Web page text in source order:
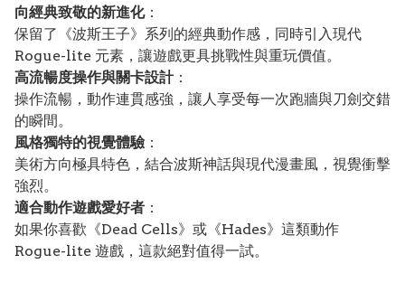
向經典致敬的新進化：
保留了《波斯王子》系列的經典動作感，同時引入現代
Rogue-lite 元素，讓遊戲更具挑戰性與重玩價值。
高流暢度操作與關卡設計：
操作流暢，動作連貫感強，讓人享受每一次跑牆與刀劍交錯
的瞬間。
風格獨特的視覺體驗 ：
美術方向極具特色，結合波斯神話與現代漫畫風，視覺衝擊
強烈。
適合動作遊戲愛好者 ：
如果你喜歡《Dead Cells》或《Hades》這類動作
Rogue-lite 遊戲，這款絕對值得一試。